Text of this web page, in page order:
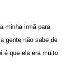
minha irmã para
gente não sabe de
é que ela era muito